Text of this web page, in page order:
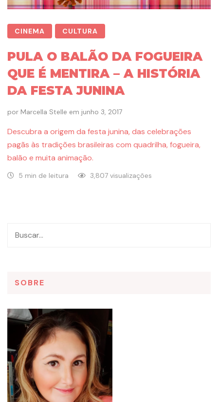
CINEMA CULTURA
PULA O BALÃO DA FOGUEIRA
QUE É MENTIRA – A HISTÓRIA
DA FESTA JUNINA
por Marcella Stelle em junho 3, 2017
Descubra a origem da festa junina, das celebrações
pagãs às tradições brasileiras com quadrilha, fogueira,
balão e muita animação.
5 min de leitura 3,807 visualizações
SOBRE